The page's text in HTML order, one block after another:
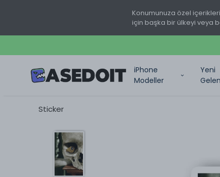
Konumunuza özel
için başka bir ülkeyi veya
iPhone
Modeller
Yeni
Sticker